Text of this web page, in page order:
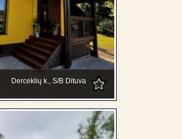
Derceklių k., S/B Dituva